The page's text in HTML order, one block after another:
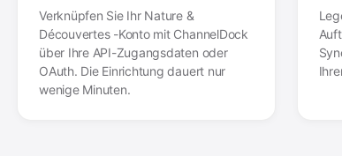
Verknüpfen Sie Ihr Nature &
Découvertes -Konto mit ChannelDock
über Ihre API-Zugangsdaten oder
OAuth. Die Einrichtung dauert nur
wenige Minuten.